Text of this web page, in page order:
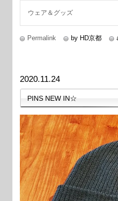
ウェア＆グッズ
Permalink by HD京都
2020.11.24
PINS NEW IN☆